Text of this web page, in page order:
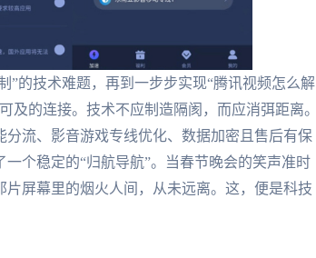
”的技术难题，再到一步步实现“腾讯视频怎么解
及的连接。技术不应制造隔阂，而应消弭距离。
流、影音游戏专线优化、数据加密且售后有保
个稳定的“归航导航”。当春节晚会的笑声准时
屏幕里的烟火人间，从未远离。这，便是科技